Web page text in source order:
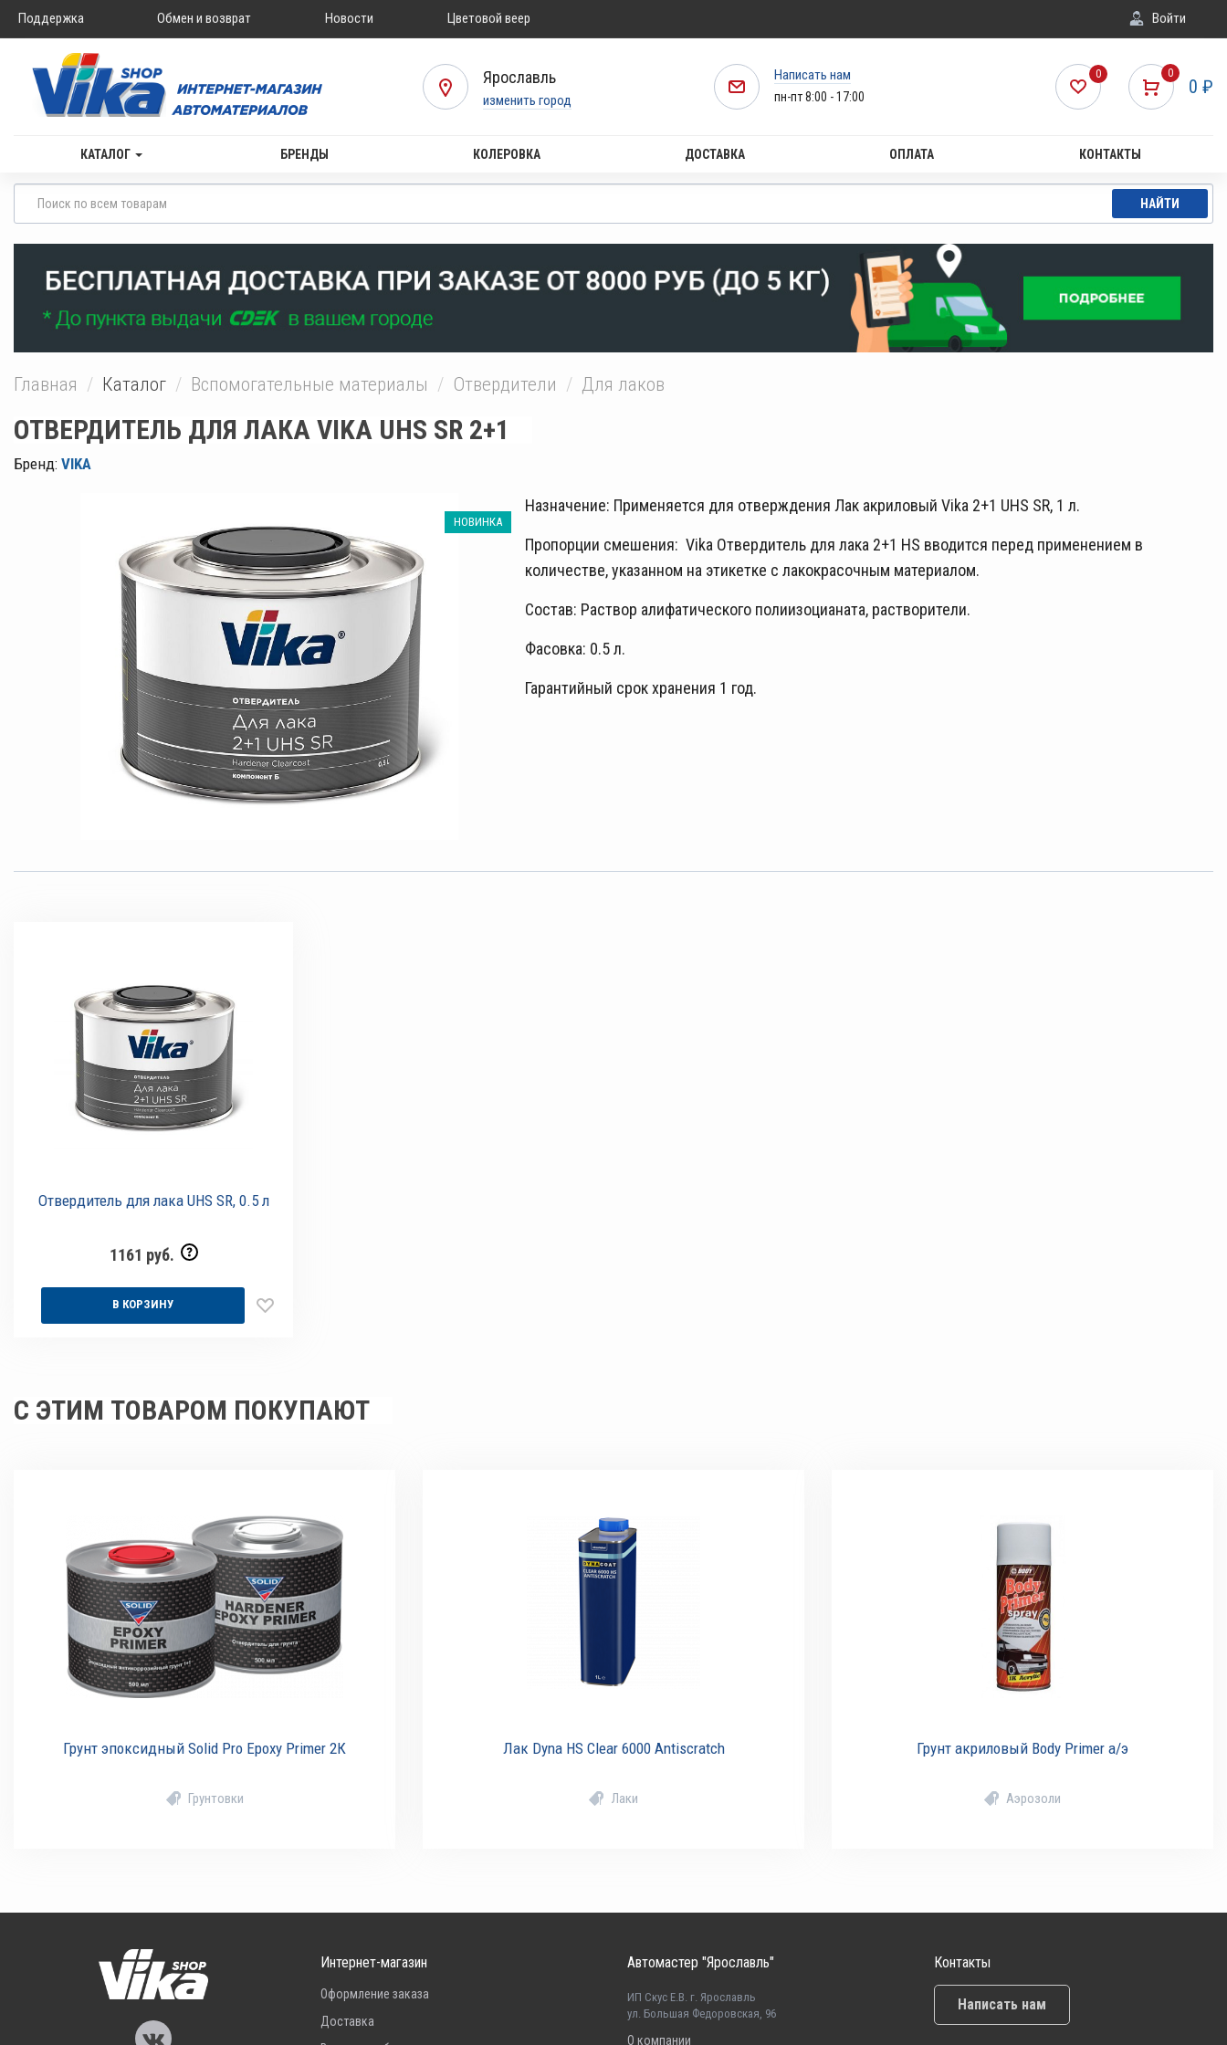
Поддержка Обмен и возврат Новости Цветовой веер Войти
Ярославль
изменить город
Написать нам
пн-пт 8:00 - 17:00
0
0 ₽
0
КАТАЛОГ БРЕНДЫ КОЛЕРОВКА ДОСТАВКА ОПЛАТА КОНТАКТЫ
НАЙТИ
Главная Каталог Вспомогательные материалы Отвердители Для лаков
ОТВЕРДИТЕЛЬ ДЛЯ ЛАКА VIKA UHS SR 2+1
Бренд: VIKA
НОВИНКА
Назначение: Применяется для отверждения Лак акриловый Vika 2+1 UHS SR, 1 л.
Пропорции смешения: Vika Отвердитель для лака 2+1 HS вводится перед применением в
количестве, указанном на этикетке с лакокрасочным материалом.
Состав: Раствор алифатического полиизоцианата, растворители.
Фасовка: 0.5 л.
Гарантийный срок хранения 1 год.
Отвердитель для лака UHS SR, 0.5 л
1161 руб.
В КОРЗИНУ
С ЭТИМ ТОВАРОМ ПОКУПАЮТ
Грунт эпоксидный Solid Pro Epoxy Primer 2К
Грунтовки
Лак Dyna HS Clear 6000 Antiscratch
Лаки
Грунт акриловый Body Primer а/э
Аэрозоли
Интернет-магазин
Оформление заказа
Доставка
Автомастер "Ярославль"
ИП Скус Е.В. г. Ярославль
ул. Большая Федоровская, 96
О компании
Контакты
Написать нам